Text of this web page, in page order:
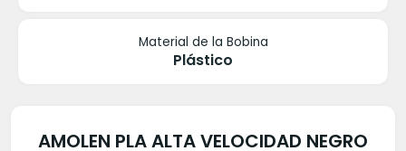
Material de la Bobina
Plástico
AMOLEN PLA ALTA VELOCIDAD NEGRO